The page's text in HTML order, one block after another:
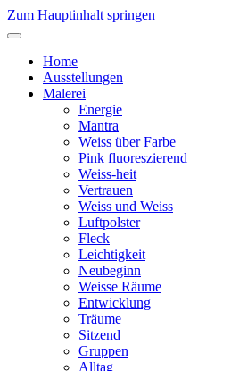
Zum Hauptinhalt springen
Home
Ausstellungen
Malerei
Energie
Mantra
Weiss über Farbe
Pink fluoreszierend
Weiss-heit
Vertrauen
Weiss und Weiss
Luftpolster
Fleck
Leichtigkeit
Neubeginn
Weisse Räume
Entwicklung
Träume
Sitzend
Gruppen
Alltag